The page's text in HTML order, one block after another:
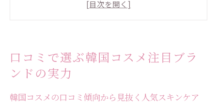
40代50代注目の韓国コスメ口コミ事情とは
韓国コスメの高級ブランドを口コミで検証
韓国コスメ ブランド一覧から見抜く最新トレン
口コミで選ぶ韓国コスメ注目ブラ
ンドの実力
韓国コスメの口コミ傾向から見抜く人気スキンケア